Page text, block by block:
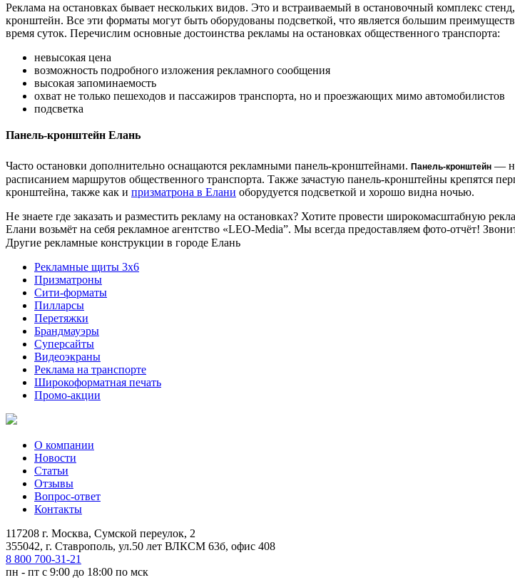
Реклама на остановках бывает нескольких видов. Это и встраиваемый в остановочный комплекс
кронштейн. Все эти форматы могут быть оборудованы подсветкой, что является большим
время суток. Перечислим основные достоинства рекламы на остановках общественного транспорта:
невысокая цена
возможность подробного изложения рекламного сообщения
высокая запоминаемость
охват не только пешеходов и пассажиров транспорта, но и проезжающих мимо автомобилистов
подсветка
Панель-кронштейн Елань
Часто остановки дополнительно оснащаются рекламными панель-кронштейнами. Панель-кронштейн —
расписанием маршрутов общественного транспорта. Также зачастую панель-кронштейны крепятся
кронштейна, также как и призматрона в Елани оборудуется подсветкой и хорошо видна ночью.
Не знаете где заказать и разместить рекламу на остановках? Хотите провести широкомасштабную
Елани возьмёт на себя рекламное агентство «LEO-Media”. Мы всегда предоставляем фото-отчёт!
Другие рекламные конструкции в городе Елань
Рекламные щиты 3х6
Призматроны
Сити-форматы
Пилларсы
Перетяжки
Брандмауэры
Суперсайты
Видеоэкраны
Реклама на транспорте
Широкоформатная печать
Промо-акции
О компании
Новости
Статьи
Отзывы
Вопрос-ответ
Контакты
117208 г. Москва, Сумской переулок, 2
355042, г. Ставрополь, ул.50 лет ВЛКСМ 63б, офис 408
8 800 700-31-21
пн - пт с 9:00 до 18:00 по мск